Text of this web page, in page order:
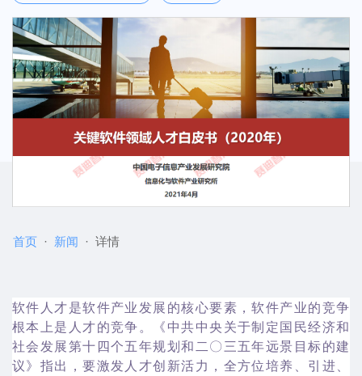
首页 新闻 详情
软件人才是软件产业发展的核心要素，软件产业的竞争
根本上是人才的竞争。《中共中央关于制定国民经济和
社会发展第十四个五年规划和二〇三五年远景目标的建
议》指出，要激发人才创新活力，全方位培养、引进、